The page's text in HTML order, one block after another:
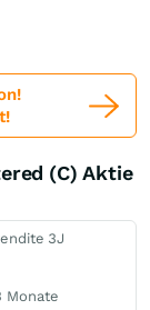
(C) Aktie
3J
Monate